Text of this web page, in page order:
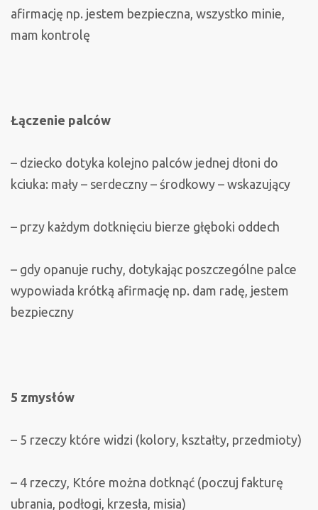
afirmację np. jestem bezpieczna, wszystko minie,
mam kontrolę
Łączenie palców
– dziecko dotyka kolejno palców jednej dłoni do
kciuka: mały – serdeczny – środkowy – wskazujący
– przy każdym dotknięciu bierze głęboki oddech
– gdy opanuje ruchy, dotykając poszczególne palce
wypowiada krótką afirmację np. dam radę, jestem
bezpieczny
5 zmysłów
– 5 rzeczy które widzi (kolory, kształty, przedmioty)
– 4 rzeczy, Które można dotknąć (poczuj fakturę
ubrania, podłogi, krzesła, misia)